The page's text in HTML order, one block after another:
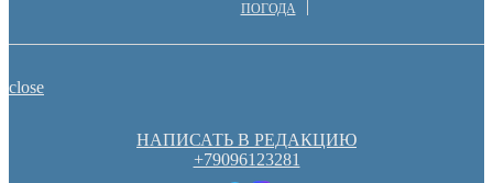
ПОГОДА
close
НАПИСАТЬ В РЕДАКЦИЮ
+79096123281